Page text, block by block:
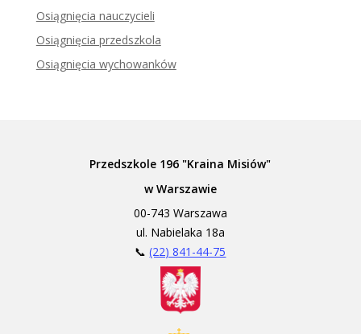
Osiągnięcia nauczycieli
Osiągnięcia przedszkola
Osiągnięcia wychowanków
Przedszkole 196 "Kraina Misiów"
w Warszawie
00-743 Warszawa
ul. Nabielaka 18a
📞(22) 841-44-75